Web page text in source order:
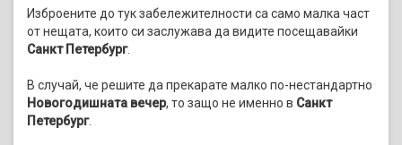
Изброените до тук забележителности са само малка част
от нещата, които си заслужава да видите посещавайки
Санкт Петербург.
В случай, че решите да прекарате малко по-нестандартно
Новогодишната вечер, то защо не именно в Санкт
Петербург.